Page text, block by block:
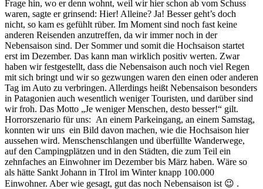
Frage hin, wo er denn wohnt, weil wir hier schon ab vom Schuss
waren, sagte er grinsend: Hier! Alleine? Ja! Besser geht’s doch
nicht, so kam es gefühlt rüber. Im Moment sind noch fast keine
anderen Reisenden anzutreffen, da wir immer noch in der
Nebensaison sind. Der Sommer und somit die Hochsaison startet
erst im Dezember. Das kann man wirklich positiv werten. Zwar
haben wir festgestellt, dass die Nebensaison auch noch viel Regen
mit sich bringt und wir so gezwungen waren den einen oder anderen
Tag im Auto zu verbringen. Allerdings heißt Nebensaison besonders
in Patagonien auch wesentlich weniger Touristen, und darüber sind
wir froh. Das Motto „Je weniger Menschen, desto besser!“ gilt.
Horrorszenario für uns: An einem Parkeingang, an einem Samstag,
konnten wir uns ein Bild davon machen, wie die Hochsaison hier
aussehen wird. Menschenschlangen und überfüllte Wanderwege,
auf den Campingplätzen und in den Städten, die zum Teil ein
zehnfaches an Einwohner im Dezember bis März haben. Wäre so
als hätte Sankt Johann in TIrol im Winter knapp 100.000
Einwohner. Aber wie gesagt, gut das noch Nebensaison ist 😉 .